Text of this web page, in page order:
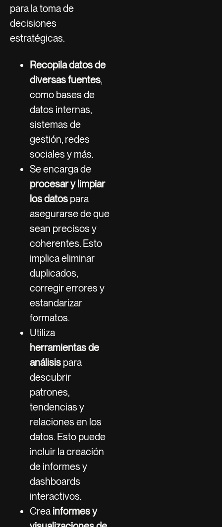
para la toma de
decisiones
estratégicas.
Recopila datos de
diversas fuentes,
como bases de
datos internas,
sistemas de
gestión, redes
sociales y más.
Se encarga de
procesar y limpiar
los datos para
asegurarse de que
sean precisos y
coherentes. Esto
implica eliminar
duplicados,
corregir errores y
estandarizar
formatos.
Utiliza
herramientas de
análisis para
descubrir
patrones,
tendencias y
relaciones en los
datos. Esto puede
incluir la creación
de informes y
dashboards
interactivos.
Crea informes y